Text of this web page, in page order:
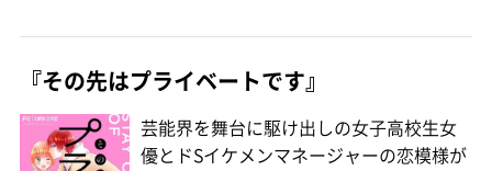
『その先はプライベートです』
芸能界を舞台に駆け出しの女子高校生女
優とドSイケメンマネージャーの恋模様が